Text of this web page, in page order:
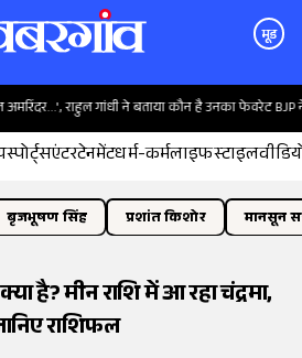
मूड
राहुल गांधी ने बताया कौन है उनका फेवरेट BJP नेता
स्पोर्ट्सएंटरटेनमेंटधर्म-कर्मलाइफस्टाइल
बृजभूषण सिंह प्रशांत किशोर मानसून
है? मीन राशि में आ रहा चंद्रमा,
राशिफल